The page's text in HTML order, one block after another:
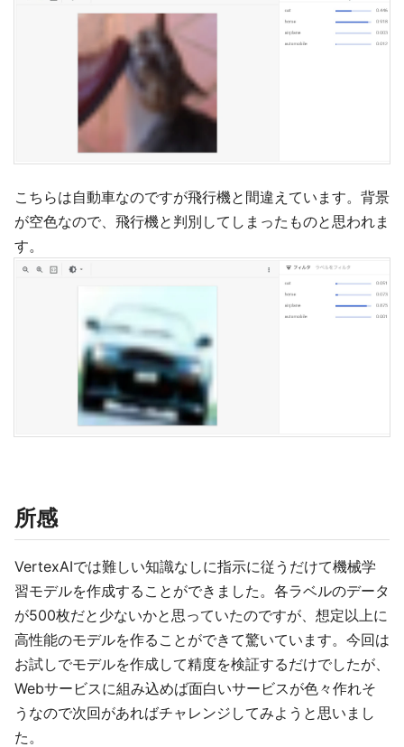
こちらは自動車なのですが飛行機と間違えています。背景
が空色なので、飛行機と判別してしまったものと思われま
す。
所感
VertexAIでは難しい知識なしに指示に従うだけて機械学
習モデルを作成することができました。各ラベルのデータ
が500枚だと少ないかと思っていたのですが、想定以上に
高性能のモデルを作ることができて驚いています。今回は
お試しでモデルを作成して精度を検証するだけでしたが、
Webサービスに組み込めば面白いサービスが色々作れそ
うなので次回があればチャレンジしてみようと思いまし
た。